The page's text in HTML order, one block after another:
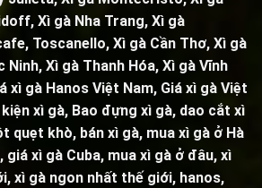
Xì gà Nha Trang, Xì gà
, Toscanello, Xì gà Cần Thơ, Xì gà
Ninh, Xì gà Thanh Hóa, Xì gà Vĩnh
xì gà Hanos Việt Nam, Giá xì gà Việt
xì gà, Bao đựng xì gà, dao cắt xì
quẹt khò, bán xì gà, mua xì gà ở Hà
giá xì gà Cuba, mua xì gà ở đâu, xì
xì gà ngon nhất thế giới, hanos,